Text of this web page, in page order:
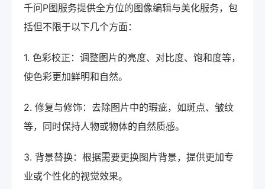
千问P图服务提供全方位的图像编辑与美化服务，包
括但不限于以下几个方面：
1. 色彩校正：调整图片的亮度、对比度、饱和度等，
使色彩更加鲜明和自然。
2. 修复与修饰：去除图片中的瑕疵，如斑点、皱纹
等，同时保持人物或物体的自然质感。
3. 背景替换：根据需要更换图片背景，提供更加专
业或个性化的视觉效果。